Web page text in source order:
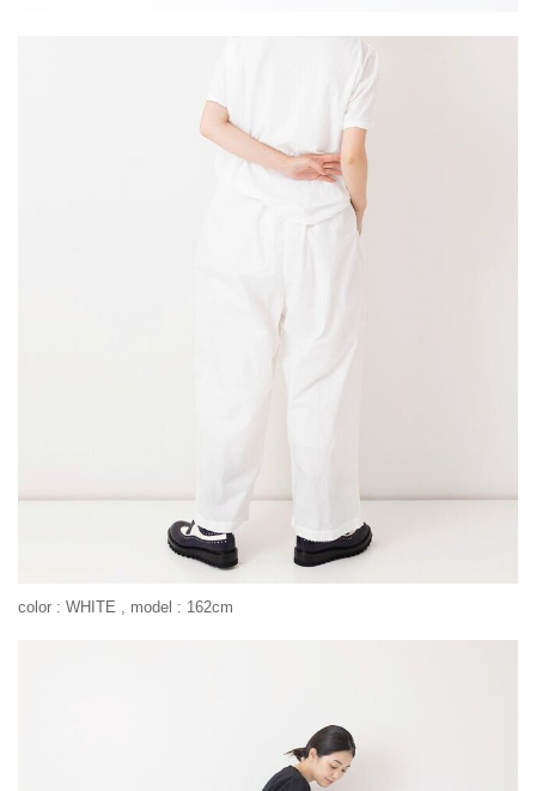
color : WHITE , model : 162cm